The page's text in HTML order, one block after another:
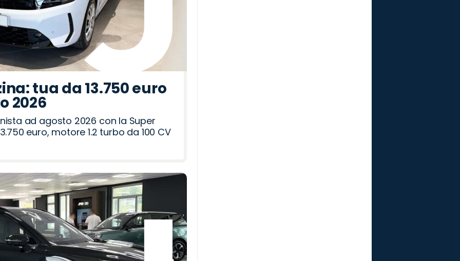
tua da 13.750 euro
2026
ad agosto 2026 con la Super
euro, motore 1.2 turbo da 100 CV